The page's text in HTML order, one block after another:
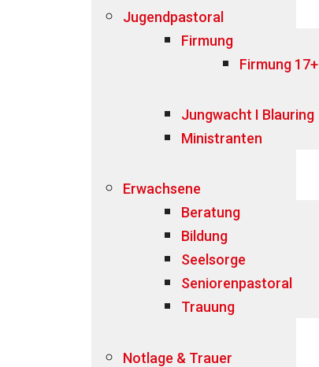
Jugendpastoral
Firmung
Firmung 17+
Jungwacht I Blauring
Ministranten
Erwachsene
Beratung
Bildung
Seelsorge
Seniorenpastoral
Trauung
Notlage & Trauer